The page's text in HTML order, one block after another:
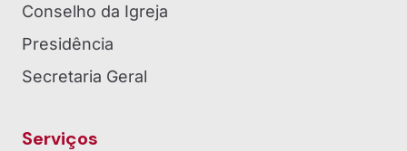
Conselho da Igreja
Presidência
Secretaria Geral
Serviços